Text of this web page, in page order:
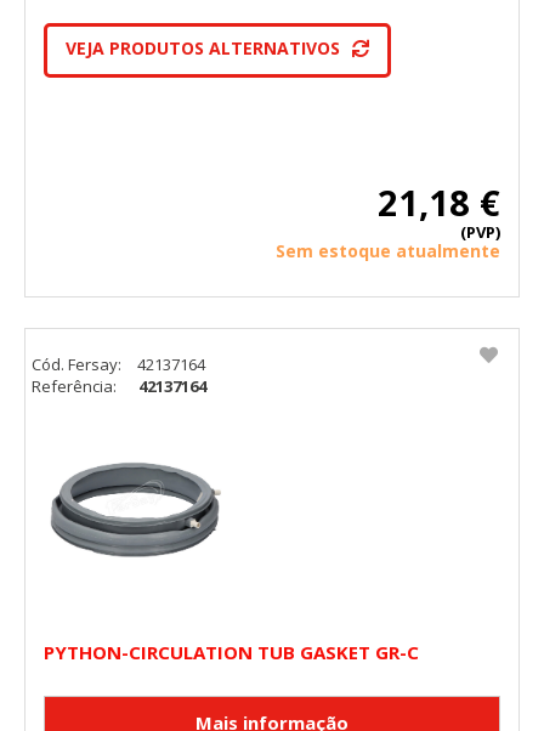
VEJA PRODUTOS ALTERNATIVOS
21,18 €
(PVP)
Sem estoque atualmente
PYTHON-CIRCULATION TUB GASKET GR-C
Cód. Fersay:
42137164
Referência:
42137164